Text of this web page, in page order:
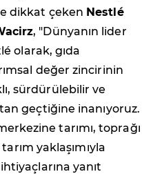
dikkat çeken Nestlé
, "Dünyanın lider
olarak, gıda
değer zincirinin
sürdürülebilir ve
geçtiğine inanıyoruz.
tarımı, toprağı
yaklaşımıyla
yanıt